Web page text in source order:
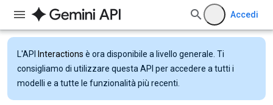
Accedi
L'API Interactions è ora disponibile a livello generale. Ti
consigliamo di utilizzare questa API per accedere a tutti i
modelli e a tutte le funzionalità più recenti.